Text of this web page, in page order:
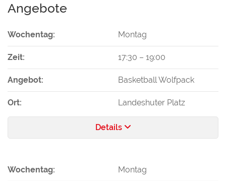
Angebote
Wochentag: Montag
Zeit: 17:30 – 19:00
Angebot: Basketball Wolfpack
Ort: Landeshuter Platz
Details
Wochentag: Montag